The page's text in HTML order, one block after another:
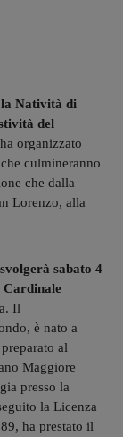
la Natività di
del
organizzato
culmineranno
che dalla
Lorenzo, alla
sabato 4
Cardinale
Il
è nato a
al
Maggiore
presso la
la Licenza
ha prestato il